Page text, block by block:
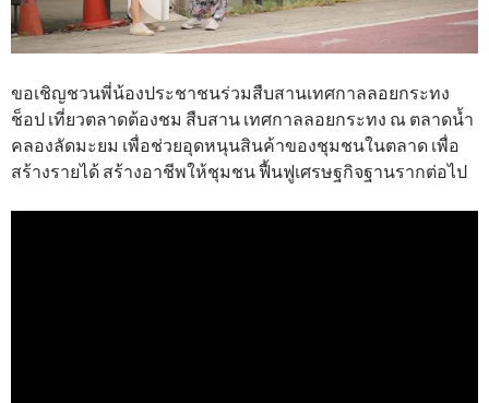
ขอเชิญชวนพี่น้องประชาชนร่วมสืบสานเทศกาลลอยกระทง
ช็อป เที่ยวตลาดต้องชม สืบสาน เทศกาลลอยกระทง ณ ตลาดน้ำ
คลองลัดมะยม เพื่อช่วยอุดหนุนสินค้าของชุมชนในตลาด เพื่อ
สร้างรายได้ สร้างอาชีพให้ชุมชน ฟื้นฟูเศรษฐกิจฐานรากต่อไป